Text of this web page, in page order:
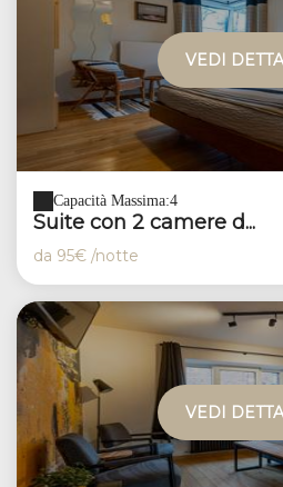
VEDI
Capacità Massima:4
Suite con 2 camere d...
da 95€ /notte
VEDI